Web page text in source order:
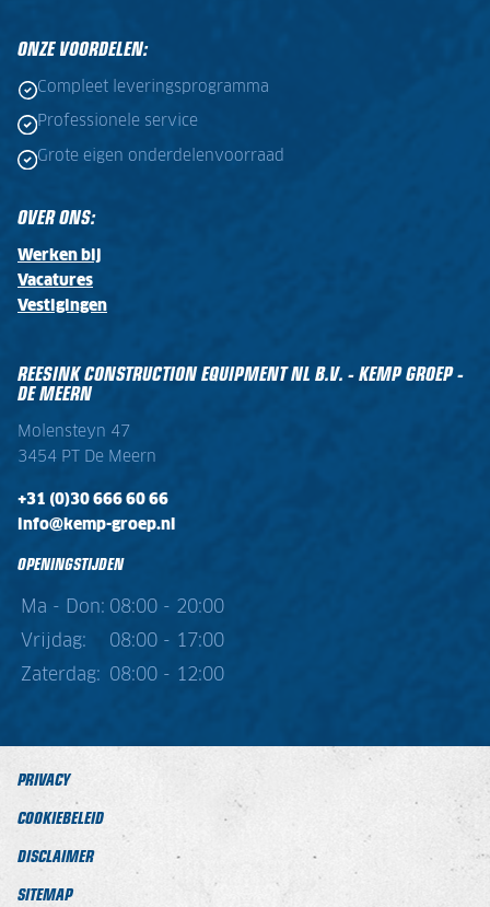
ONZE VOORDELEN:
Compleet leveringsprogramma
Professionele service
Grote eigen onderdelenvoorraad
OVER ONS:
Werken bij
Vacatures
Vestigingen
REESINK CONSTRUCTION EQUIPMENT NL B.V. - KEMP GROEP -
DE MEERN
Molensteyn 47
3454 PT De Meern
+31 (0)30 666 60 66
info@kemp-groep.nl
OPENINGSTIJDEN
Ma - Don: 08:00 - 20:00
Vrijdag:
08:00 - 17:00
Zaterdag:
08:00 - 12:00
PRIVACY
COOKIEBELEID
DISCLAIMER
SITEMAP